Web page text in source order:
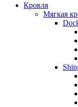
Кровля
Мягкая